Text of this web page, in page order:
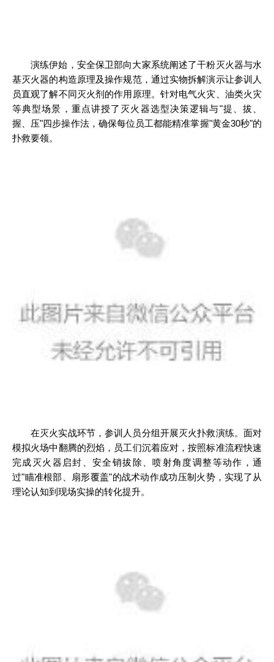
演练伊始，安全保卫部向大家系统阐述了干粉灭火器与水
基灭火器的构造原理及操作规范，通过实物拆解演示让参训人
员直观了解不同灭火剂的作用原理。针对电气火灾、油类火灾
等典型场景，重点讲授了灭火器选型决策逻辑与"提、拔、
握、压"四步操作法，确保每位员工都能精准掌握"黄金30秒"的
扑救要领。
在灭火实战环节，参训人员分组开展灭火扑救演练。面对
模拟火场中翻腾的烈焰，员工们沉着应对，按照标准流程快速
完成灭火器启封、安全销拔除、喷射角度调整等动作，通
过"瞄准根部、扇形覆盖"的战术动作成功压制火势，实现了从
理论认知到现场实操的转化提升。